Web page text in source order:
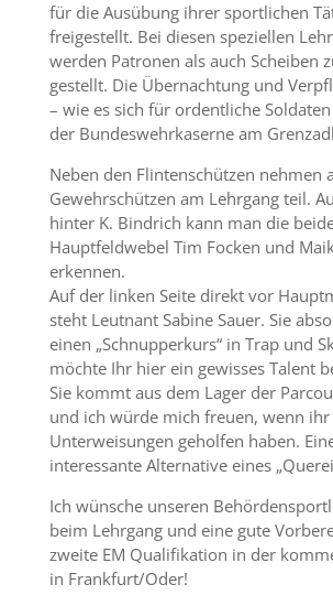
für die Ausübung ihrer sportlichen
freigestellt. Bei diesen speziellen
werden Patronen als auch Scheiben
gestellt. Die Übernachtung und
– wie es sich für ordentliche
der Bundeswehrkaserne am
Neben den Flintenschützen nehmen
Gewehrschützen am Lehrgang teil.
hinter K. Bindrich kann man die
Hauptfeldwebel Tim Focken und
erkennen.
Auf der linken Seite direkt vor
steht Leutnant Sabine Sauer. Sie
einen „Schnupperkurs“ in Trap und
möchte Ihr hier ein gewisses Talent
Sie kommt aus dem Lager der
und ich würde mich freuen, wenn ihr
Unterweisungen geholfen haben.
interessante Alternative eines
Ich wünsche unseren
beim Lehrgang und eine gute
zweite EM Qualifikation in der
in Frankfurt/Oder!